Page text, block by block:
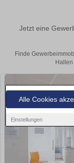
Alle Cookies
Einstellungen
Jetzt eine
Finde